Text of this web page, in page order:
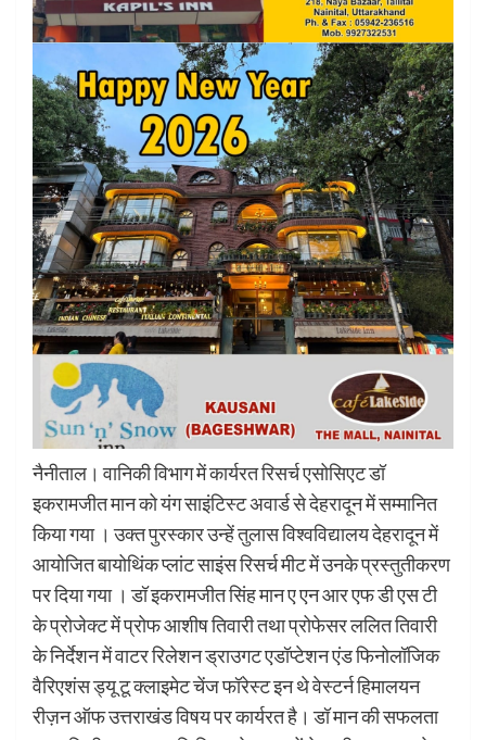
नैनीताल। वानिकी विभाग में कार्यरत रिसर्च एसोसिएट डॉ
इकरामजीत मान को यंग साइंटिस्ट अवार्ड से देहरादून में सम्मानित
किया गया । उक्त पुरस्कार उन्हें तुलास विश्वविद्यालय देहरादून में
आयोजित बायोथिंक प्लांट साइंस रिसर्च मीट में उनके प्रस्तुतीकरण
पर दिया गया । डॉ इकरामजीत सिंह मान ए एन आर एफ डी एस टी
के प्रोजेक्ट में प्रोफ आशीष तिवारी तथा प्रोफेसर ललित तिवारी
के निर्देशन में वाटर रिलेशन ड्राउगट एडॉप्टेशन एंड फिनोलॉजिक
वैरिएशंस ड्यू टू क्लाइमेट चेंज फॉरेस्ट इन थे वेस्टर्न हिमालयन
रीज़न ऑफ उत्तराखंड विषय पर कार्यरत है। डॉ मान की सफलता